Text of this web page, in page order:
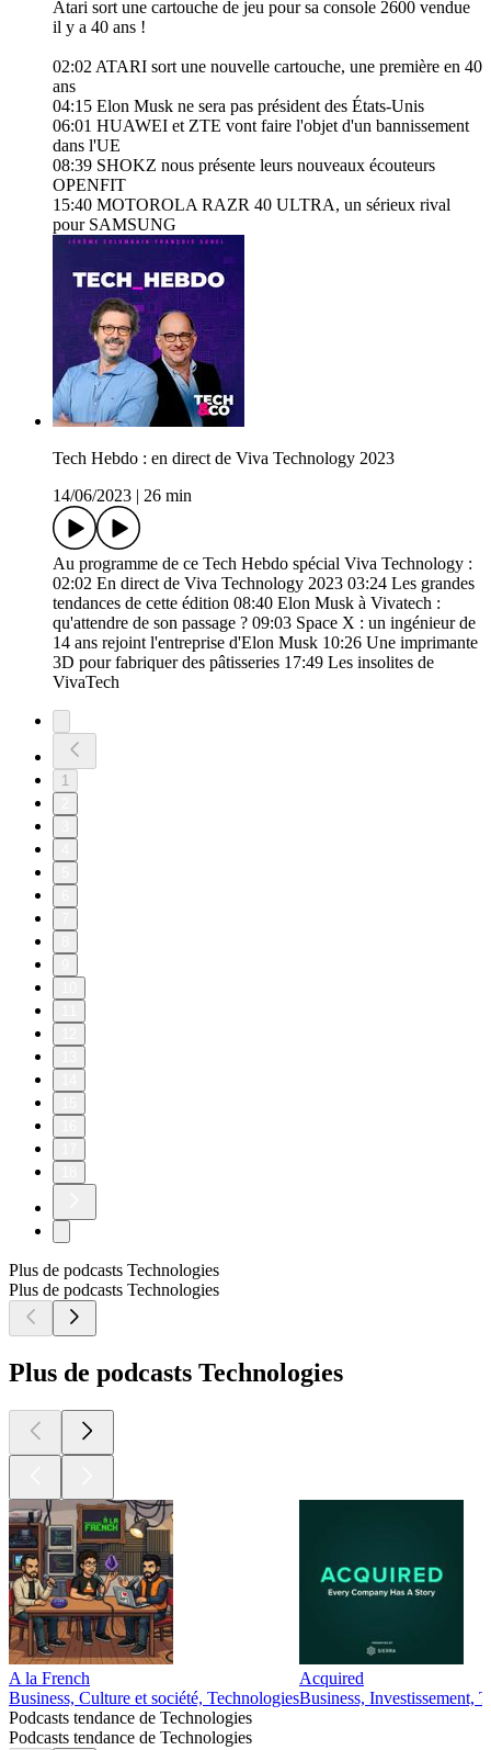
Atari sort une cartouche de jeu pour sa console 2600 vendue
il y a 40 ans !
02:02 ATARI sort une nouvelle cartouche, une première en 40
ans
04:15 Elon Musk ne sera pas président des États-Unis
06:01 HUAWEI et ZTE vont faire l'objet d'un bannissement
dans l'UE
08:39 SHOKZ nous présente leurs nouveaux écouteurs
OPENFIT
15:40 MOTOROLA RAZR 40 ULTRA, un sérieux rival
pour SAMSUNG
Tech Hebdo : en direct de Viva Technology 2023
14/06/2023
26 min
Au programme de ce Tech Hebdo spécial Viva Technology :
02:02 En direct de Viva Technology 2023 03:24 Les grandes
tendances de cette édition 08:40 Elon Musk à Vivatech :
qu'attendre de son passage ? 09:03 Space X : un ingénieur de
14 ans rejoint l'entreprise d'Elon Musk 10:26 Une imprimante
3D pour fabriquer des pâtisseries 17:49 Les insolites de
VivaTech
1
Plus de podcasts Technologies
Plus de podcasts Technologies
Plus de podcasts Technologies
A la French
Business, Culture et société, Technologies
Acquired
Business, Investissement,
Podcasts tendance de Technologies
Podcasts tendance de Technologies